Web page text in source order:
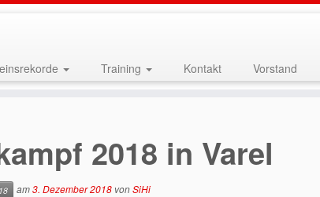
Training Kontakt Vorstand
2018 in Varel
am3. Dezember 2018 vonSiHi